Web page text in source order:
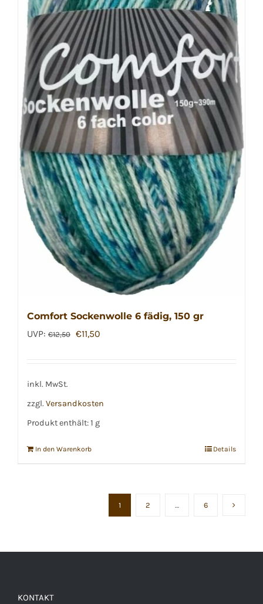
Comfort Sockenwolle 6 fädig, 150 gr
UVP: €12,50 Ursprünglicher
€11,50
inkl. MwSt.
zzgl. Versandkosten
Produkt enthält: 1 g
In den Warenkorb Details
1 2 … 6
KONTAKT